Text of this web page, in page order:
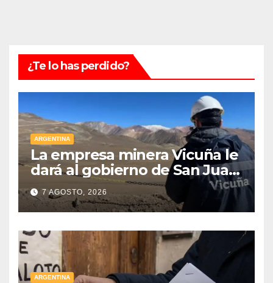
¿Te lo has perdido?
ARGENTINA
La empresa minera Vicuña le
dará al gobierno de San Juan
U$D 250 millones cómo un
aporte extraordinario y no
reembolsable
7 AGOSTO, 2026
ARGENTINA